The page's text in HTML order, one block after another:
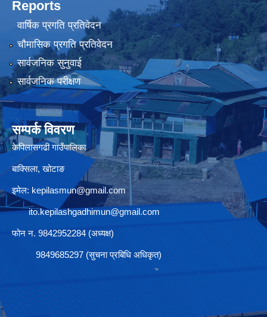
Reports
वार्षिक प्रगति प्रतिवेदन
चौमासिक प्रगति प्रतिवेदन
सार्वजनिक सुनुवाई
सार्वजनिक परीक्षण
सम्पर्क विवरण
केपिलासगढी गाउँपालिका
बाक्सिला, खोटाङ
इमेल: kepilasmun@gmail.com
ito.kepilashgadhimun@gmail.com
फोन न. 9842952284 (अध्यक्ष)
9849685297 (सुचना प्रबिधि अधिकृत)